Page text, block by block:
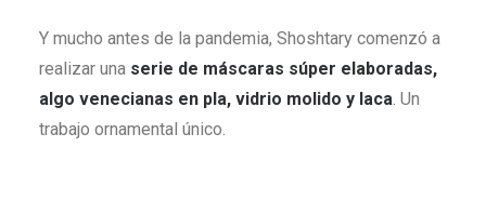
Y mucho antes de la pandemia, Shoshtary comenzó a
realizar una serie de máscaras súper elaboradas,
algo venecianas en pla, vidrio molido y laca. Un
trabajo ornamental único.